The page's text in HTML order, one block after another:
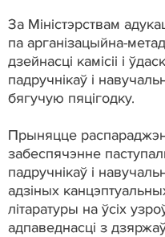
За Міністэрствам
па арганізацыйна-
дзейнасці камісіі і
падручнікаў і
бягучую пяцігодку.
Прыняцце
забеспячэнне
падручнікаў і
адзіных
літаратуры на ўсіх
адпаведнасці з